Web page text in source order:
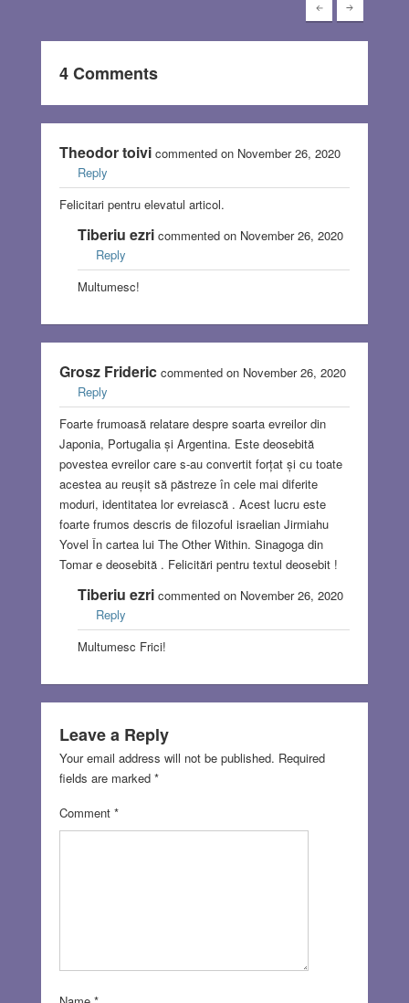
4 Comments
Theodor toivicommented on November 26, 2020
Reply
Felicitari pentru elevatul articol.
Tiberiu ezricommented on November 26, 2020
Reply
Multumesc!
Grosz Fridericcommented on November 26, 2020
Reply
Foarte frumoasă relatare despre soarta evreilor din
Japonia, Portugalia și Argentina. Este deosebită
povestea evreilor care s-au convertit forțat și cu toate
acestea au reușit să păstreze în cele mai diferite
moduri, identitatea lor evreiască . Acest lucru este
foarte frumos descris de filozoful israelian Jirmiahu
Yovel În cartea lui The Other Within. Sinagoga din
Tomar e deosebită . Felicitări pentru textul deosebit !
Tiberiu ezricommented on November 26, 2020
Reply
Multumesc Frici!
Leave a Reply
Your email address will not be published. Required
fields are marked *
Comment *